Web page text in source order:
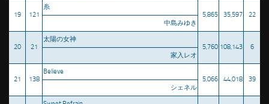
19 121
糸
5,865
35,597
22
中島みゆき
20 21
太陽の女神
5,760 108,143
6
家入レオ
21 138
Believe
5,066
44,018
39
シェネル